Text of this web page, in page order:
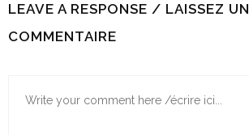
LEAVE A RESPONSE / LAISSEZ UN
COMMENTAIRE